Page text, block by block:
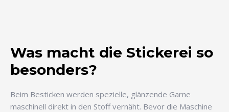
Was macht die Stickerei so
besonders?
Beim Besticken werden spezielle, glänzende Garne
maschinell direkt in den Stoff vernäht. Bevor die Maschine